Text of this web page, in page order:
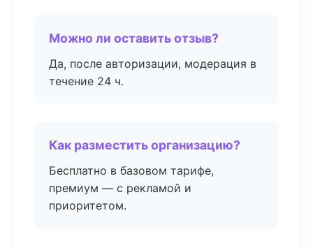
Можно ли оставить отзыв?
Да, после авторизации, модерация в
течение 24 ч.
Как разместить организацию?
Бесплатно в базовом тарифе,
премиум — с рекламой и
приоритетом.